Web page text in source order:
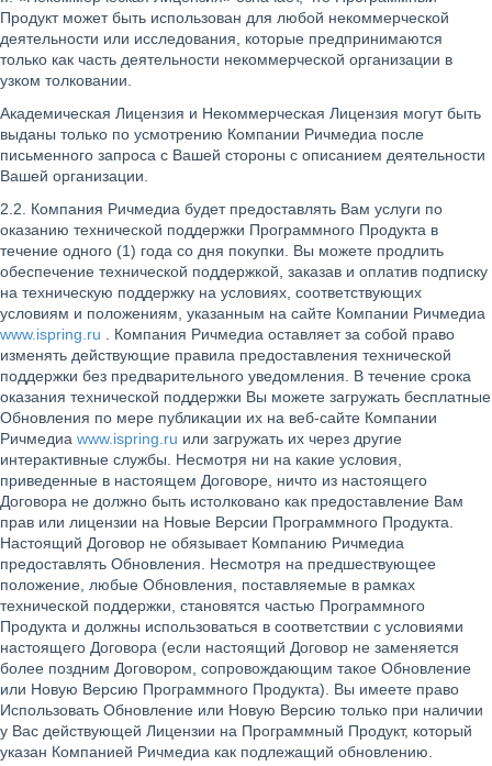
Продукт может быть использован для любой некоммерческой
деятельности или исследования, которые предпринимаются
только как часть деятельности некоммерческой организации в
узком толковании.
Академическая Лицензия и Некоммерческая Лицензия могут быть
выданы только по усмотрению Компании Ричмедиа после
письменного запроса с Вашей стороны с описанием деятельности
Вашей организации.
2.2. Компания Ричмедиа будет предоставлять Вам услуги по
оказанию технической поддержки Программного Продукта в
течение одного (1) года со дня покупки. Вы можете продлить
обеспечение технической поддержкой, заказав и оплатив подписку
на техническую поддержку на условиях, соответствующих
условиям и положениям, указанным на сайте Компании Ричмедиа
www.ispring.ru . Компания Ричмедиа оставляет за собой право
изменять действующие правила предоставления технической
поддержки без предварительного уведомления. В течение срока
оказания технической поддержки Вы можете загружать бесплатные
Обновления по мере публикации их на веб-сайте Компании
Ричмедиа www.ispring.ru или загружать их через другие
интерактивные службы. Несмотря ни на какие условия,
приведенные в настоящем Договоре, ничто из настоящего
Договора не должно быть истолковано как предоставление Вам
прав или лицензии на Новые Версии Программного Продукта.
Настоящий Договор не обязывает Компанию Ричмедиа
предоставлять Обновления. Несмотря на предшествующее
положение, любые Обновления, поставляемые в рамках
технической поддержки, становятся частью Программного
Продукта и должны использоваться в соответствии с условиями
настоящего Договора (если настоящий Договор не заменяется
более поздним Договором, сопровождающим такое Обновление
или Новую Версию Программного Продукта). Вы имеете право
Использовать Обновление или Новую Версию только при наличии
у Вас действующей Лицензии на Программный Продукт, который
указан Компанией Ричмедиа как подлежащий обновлению.